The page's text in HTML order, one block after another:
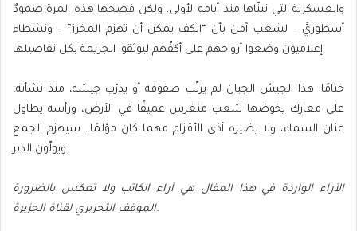
والعسكرية التي تبنّاها منذ أيامه الأولى، ولكن فضحها هذه المرة صمودٌ
أسطوريٌّ – لشعب آمن بأن “الكف يمكن أن تهزم المخرز” – ونشطاء
إعلاميون وضعوا أرواحهم على أكفّهم ليوثقوا الجريمة بكل تفاصيلها.
ختامًا؛ هذا الجيش الجبان لم يرتّب صفوفه أو يدرّب جيشه، منذ نشأته،
على معارك يخوضها شعب منغرس عميقًا في الأرض، ورأسه يطاول
عنان السماء، ولا يضيره أذى الأقزام مهما كان مؤلمًا.. سيهزم الجمع
ويولّون الدبر.
الآراء الواردة في هذا المقال هي آراء الكاتب ولا تعكس بالضرورة
الموقف التحريري لقناة الجزيرة.